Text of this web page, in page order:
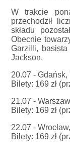
W trakcie
przechodził
składu
Obecnie
Garzilli,
Jackson.
20.07 -
Bilety: 169 zł
21.07 -
Bilety: 169 zł
22.07 -
Bilety: 169 zł